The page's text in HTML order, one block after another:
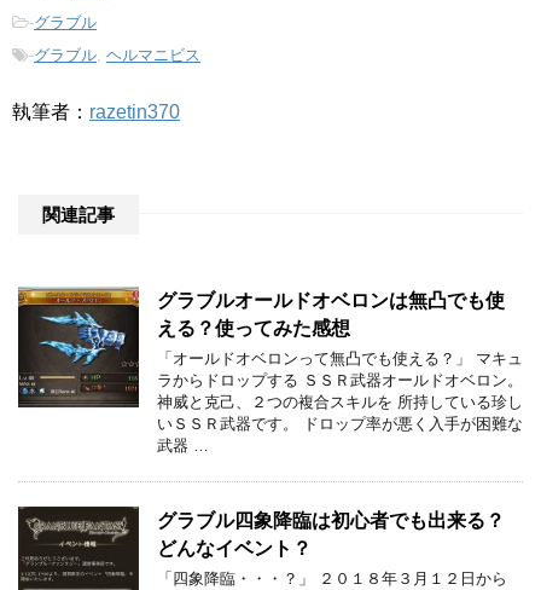
-グラブル
-グラブル, ヘルマニビス
執筆者： razetin370
関連記事
グラブルオールドオベロンは無凸でも使
える？使ってみた感想
「オールドオベロンって無凸でも使える？」 マキュ
ラからドロップする ＳＳＲ武器オールドオベロン。
神威と克己、２つの複合スキルを 所持している珍し
いＳＳＲ武器です。 ドロップ率が悪く入手が困難な
武器 …
グラブル四象降臨は初心者でも出来る？
どんなイベント？
「四象降臨・・・？」 ２０１８年３月１２日から